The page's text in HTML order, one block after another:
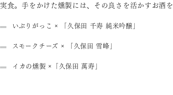
実食。手をかけた燻製には、その良さを活かすお酒を
いぶりがっこ × 「久保田 千寿 純米吟醸」
スモークチーズ × 「久保田 雪峰」
イカの燻製 ×「久保田 萬寿」